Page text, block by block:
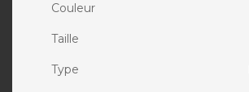
Couleur
Taille
Type